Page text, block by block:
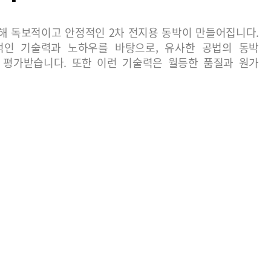
독보적이고 안정적인 2차 전지용 동박이 만들어집니다.
기술력과 노하우를 바탕으로, 유사한 공법의 동박
가받습니다. 또한 이런 기술력은 월등한 품질과 원가